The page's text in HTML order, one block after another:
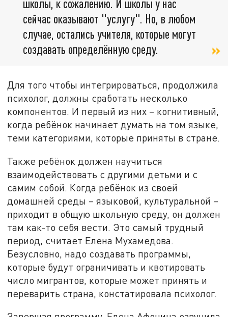
школы, к сожалению. И школы у нас
сейчас оказывают "услугу". Но, в любом
случае, остались учителя, которые могут
создавать определённую среду.
Для того чтобы интегрироваться, продолжила
психолог, должны сработать несколько
компонентов. И первый из них – когнитивный,
когда ребёнок начинает думать на том языке,
теми категориями, которые приняты в стране.
Также ребёнок должен научиться
взаимодействовать с другими детьми и с
самим собой. Когда ребёнок из своей
домашней среды – языковой, культуральной –
приходит в общую школьную среду, он должен
там как-то себя вести. Это самый трудный
период, считает Елена Мухамедова.
Безусловно, надо создавать программы,
которые будут ограничивать и квотировать
число мигрантов, которые может принять и
переварить страна, констатировала психолог.